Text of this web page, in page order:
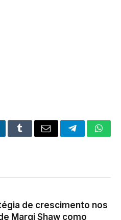
TumblrEmail Telegram
de crescimento nos
Margi Shaw como